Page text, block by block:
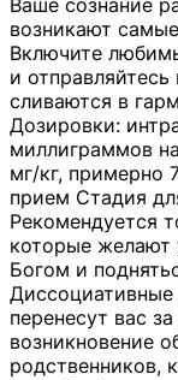
Ваше сознание
возникают
Включите
и
сливаются в
Дозировки:
миллиграммов
мг/кг, примерно
прием Стадия
Рекомендуется
которые желают
Богом и
перенесут вас
возникновение
родственников,